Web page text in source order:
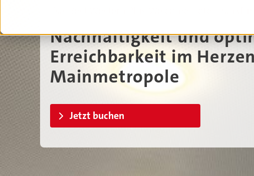
Nachhaltigkeit und
Erreichbarkeit im
Mainmetropole
Jetzt buchen